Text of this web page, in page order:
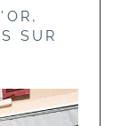
SUR